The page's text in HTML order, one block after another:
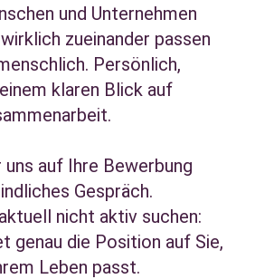
und Unternehmen
zueinander passen
Persönlich,
klaren Blick auf
uns auf Ihre Bewerbung
Gespräch.
nicht aktiv suchen:
genau die Position auf Sie,
Leben passt.